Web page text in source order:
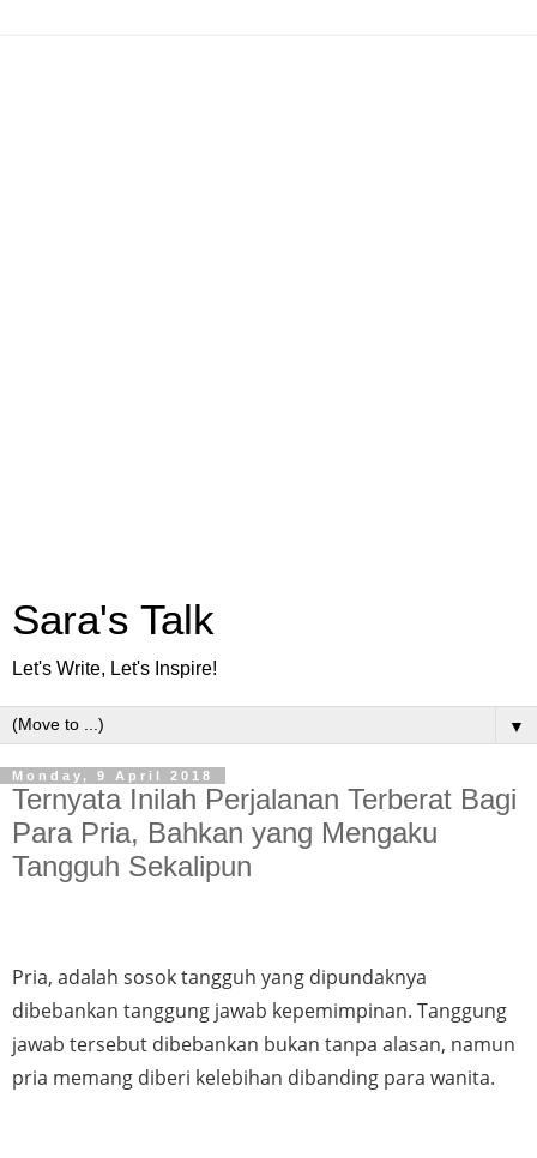
Sara's Talk
Let's Write, Let's Inspire!
▼
Monday, 9 April 2018
Ternyata Inilah Perjalanan Terberat Bagi
Para Pria, Bahkan yang Mengaku
Tangguh Sekalipun
Pria, adalah sosok tangguh yang dipundaknya
dibebankan tanggung jawab kepemimpinan. Tanggung
jawab tersebut dibebankan bukan tanpa alasan, namun
pria memang diberi kelebihan dibanding para wanita.